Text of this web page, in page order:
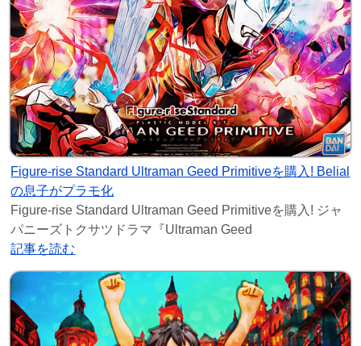
Figure-rise Standard Ultraman Geed Primitiveを購入! Belial
の息子がプラモ化
Figure-rise Standard Ultraman Geed Primitiveを購入! ジャ
パニーズトクサツドラマ『Ultraman Geed
記事を読む